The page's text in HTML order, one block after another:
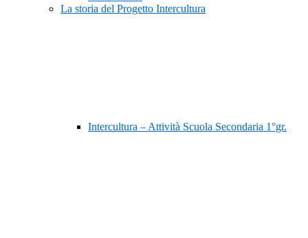
La storia del Progetto Intercultura
Intercultura – Attività Scuola Secondaria 1°gr.